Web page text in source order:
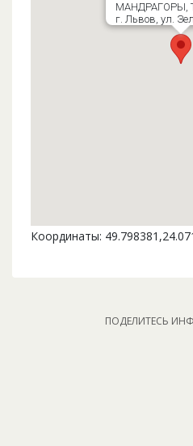
МАНДРАГОРЫ,
г. Львов, ул.
Координаты:
ПОДЕЛИТЕСЬ